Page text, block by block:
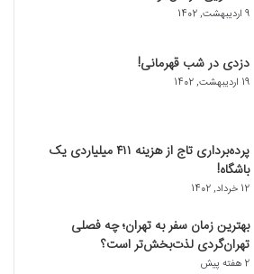
9 اردیبهشت, 1402
دزدی در شب قهرمانی!
19 اردیبهشت, 1402
پرده‌برداری تاج از هزینه ۴۱۱ میلیاردی یک
باشگاه!
12 خرداد, 1402
بهترین زمان سفر به تهران؛ چه فصلی
تهران‌گردی لذت‌بخش‌تر است؟
2 هفته پیش